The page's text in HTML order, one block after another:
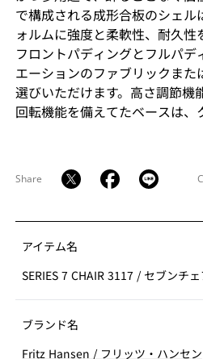
で構成される成形合板のシェル
ォルムに強度と柔軟性、耐久性
フロントパディングとフルパデ
エーションのファブリックま
選びいただけます。高さ調節機
回転機能を備えてたベースは
Share
アイテム名
SERIES 7 CHAIR 3117 / セブンチ
ブランド名
Fritz Hansen / フリッツ・ハンセン